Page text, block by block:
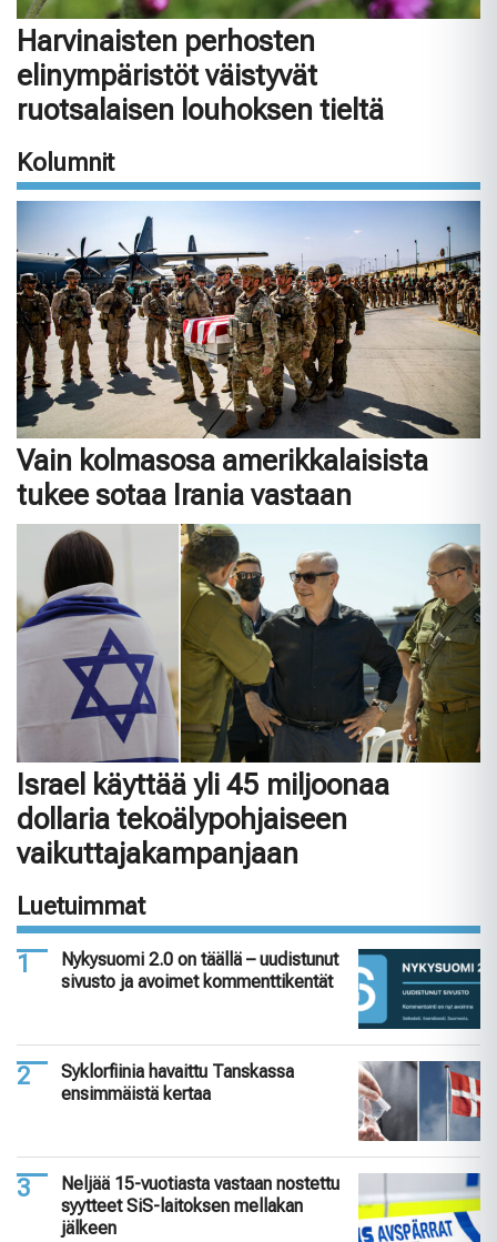
Harvinaisten perhosten
elinympäristöt väistyvät
ruotsalaisen louhoksen tieltä
Kolumnit
Vain kolmasosa amerikkalaisista
tukee sotaa Irania vastaan
Israel käyttää yli 45 miljoonaa
dollaria tekoälypohjaiseen
vaikuttajakampanjaan
Luetuimmat
Nykysuomi 2.0 on täällä – uudistunut
sivusto ja avoimet kommenttikentät
Syklorfiinia havaittu Tanskassa
ensimmäistä kertaa
Neljää 15-vuotiasta vastaan nostettu
syytteet SiS-laitoksen mellakan
jälkeen